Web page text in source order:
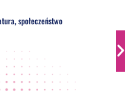
społeczeństwo